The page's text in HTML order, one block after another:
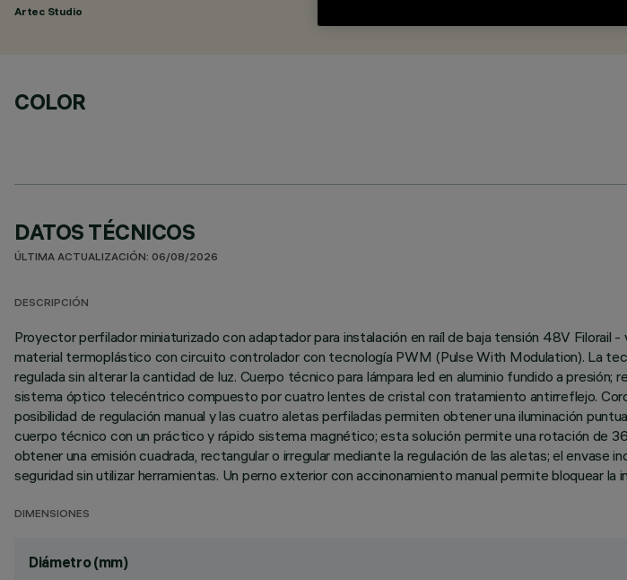
Artec Studio
COLOR
DATOS TÉCNICOS
ÚLTIMA ACTUALIZACIÓN: 06/08/2026
DESCRIPCIÓN
Proyector perfilador miniaturizado con adaptador para instalación en raíl de baja tensión 48V Filorail
material termoplástico con circuito controlador con tecnología PWM (Pulse With Modulation). La
regulada sin alterar la cantidad de luz. Cuerpo técnico para lámpara led en aluminio fundido a
sistema óptico telecéntrico compuesto por cuatro lentes de cristal con tratamiento antirreflejo.
posibilidad de regulación manual y las cuatro aletas perfiladas permiten obtener una iluminación
cuerpo técnico con un práctico y rápido sistema magnético; esta solución permite una rotación de
obtener una emisión cuadrada, rectangular o irregular mediante la regulación de las aletas; el
seguridad sin utilizar herramientas. Un perno exterior con accinonamiento manual permite bloquear
DIMENSIONES
Diámetro (mm)